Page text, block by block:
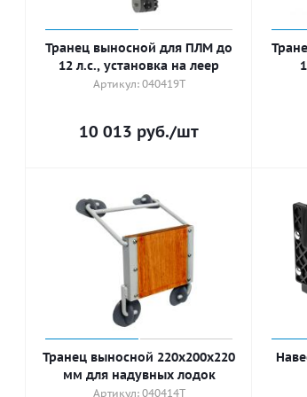
Транец выносной для ПЛМ до
12 л.с., установка на леер
Артикул: 040419T
10 013 руб./шт
Транец выносной 220х200х220
мм для надувных лодок
Артикул: 040414T